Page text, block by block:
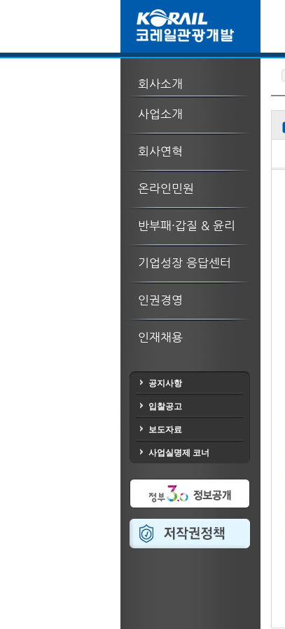
회사소개
사업소개
회사연혁
온라인민원
반부패·갑질 & 윤리
기업성장 응답센터
인권경영
인재채용
공지사항
입찰공고
보도자료
사업실명제 코너